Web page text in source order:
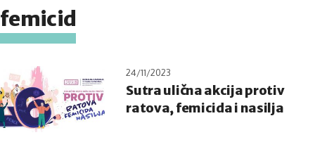
Vijesti i događaji
Kolumne
Lične priče
femicid
24/11/2023
Sutra ulična akcija protiv
ratova, femicida i nasilja